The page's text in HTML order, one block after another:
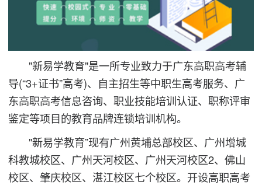
"新易学教育"是一所专业致力于广东高职高考辅
导(“3+证书”高考)、自主招生等中职生高考服务、广
东高职高考信息咨询、职业技能培训认证、职称评审
鉴定等项目的教育品牌连锁培训机构。
"新易学教育”现有广州黄埔总部校区、广州增城
科教城校区、广州天河校区、广州天河校区2、佛山
校区、肇庆校区、湛江校区七个校区。开设高职高考